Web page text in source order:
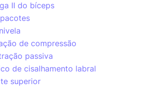
II do bíceps
de compressão
passiva
de cisalhamento labral
superior